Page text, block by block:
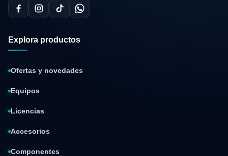
Explora productos
Ofertas y novedades
Equipos
Licencias
Accesorios
Componentes